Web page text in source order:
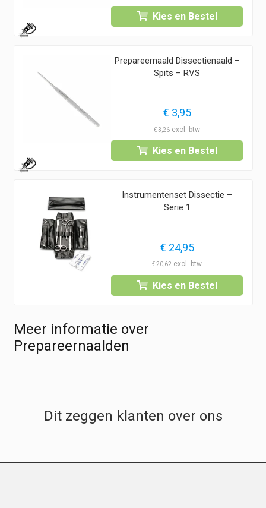
1
Kies en Bestel
1
Prepareernaald Dissectienaald –
Spits – RVS
€ 3,95
€3,26
Kies en Bestel
Instrumentenset Dissectie –
Serie 1
€ 24,95
€20,62
Kies en Bestel
Meer informatie over
Prepareernaalden
Dit zeggen klanten over ons